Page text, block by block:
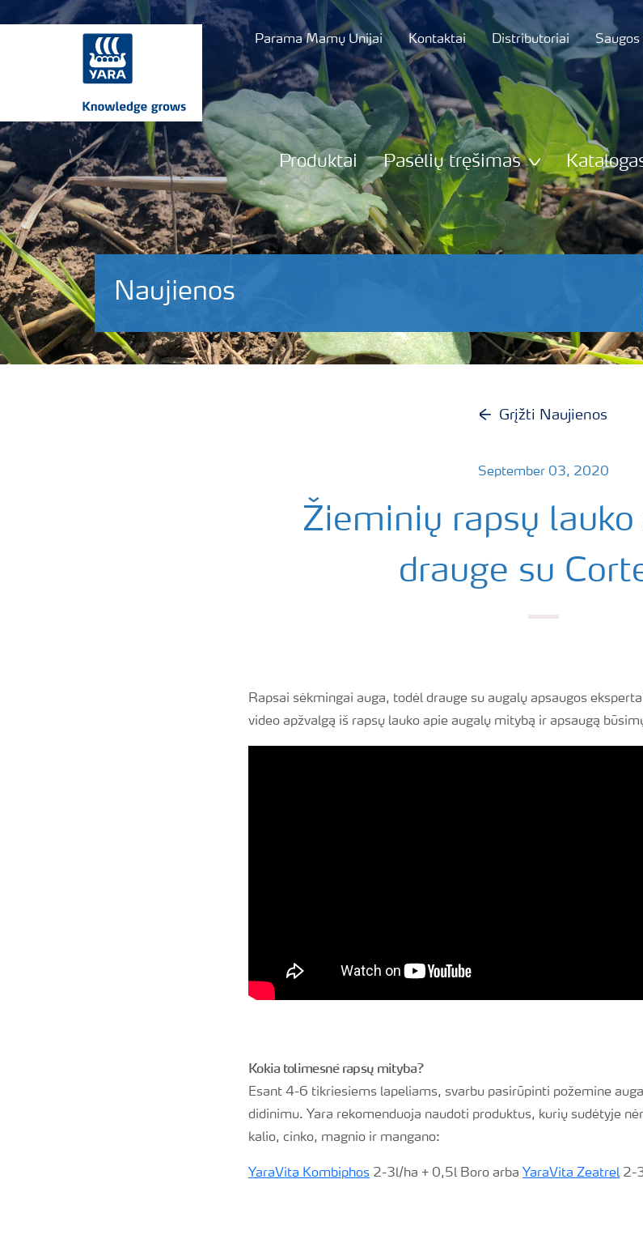
Parama Mamų Unijai Kontaktai Distributoriai
Produktai Pasėlių tręšimas
Naujienos
Grįžti Naujienos
September 03, 2020
Žieminių rapsų lauko
drauge su
Rapsai sėkmingai auga, todėl drauge su augalų apsaugos
video apžvalgą iš rapsų lauko apie augalų mitybą ir apsaugą
Kokia tolimesnė rapsų mityba?
Esant 4-6 tikriesiems lapeliams, svarbu pasirūpinti požemine
didinimu. Yara rekomenduoja naudoti produktus, kurių sudėtyje
kalio, cinko, magnio ir mangano:
YaraVita Kombiphos 2-3l/ha + 0,5l Boro arba YaraVita Zeatrel 2-